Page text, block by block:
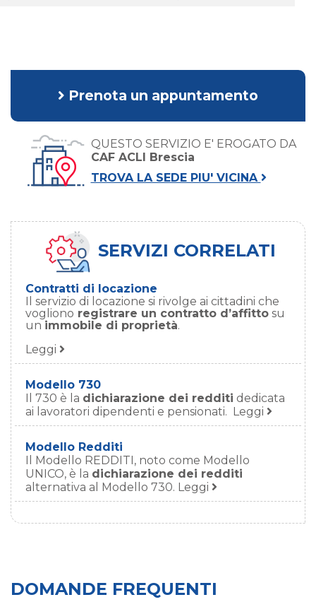
Prenota un appuntamento
QUESTO SERVIZIO E' EROGATO DA
CAF ACLI Brescia
TROVA LA SEDE PIU' VICINA
SERVIZI CORRELATI
Contratti di locazione
Il servizio di locazione si rivolge ai cittadini che
vogliono registrare un contratto d’affitto su
un immobile di proprietà.
Leggi
Modello 730
Il 730 è la dichiarazione dei redditi dedicata
ai lavoratori dipendenti e pensionati. Leggi
Modello Redditi
Il Modello REDDITI, noto come Modello
UNICO, è la dichiarazione dei redditi
alternativa al Modello 730. Leggi
DOMANDE FREQUENTI